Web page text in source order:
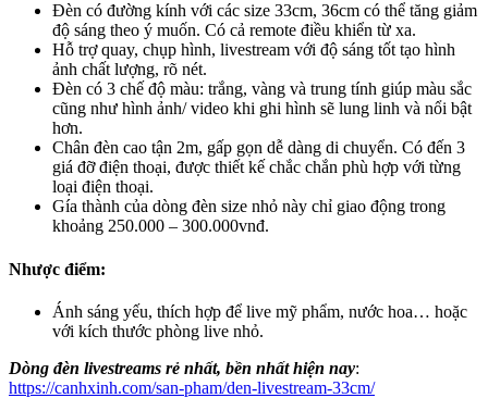
Đèn có đường kính với các size 33cm, 36cm có thể tăng giảm
độ sáng theo ý muốn. Có cả remote điều khiển từ xa.
Hỗ trợ quay, chụp hình, livestream với độ sáng tốt tạo hình
ảnh chất lượng, rõ nét.
Đèn có 3 chế độ màu: trắng, vàng và trung tính giúp màu sắc
cũng như hình ảnh/ video khi ghi hình sẽ lung linh và nổi bật
hơn.
Chân đèn cao tận 2m, gấp gọn dễ dàng di chuyển. Có đến 3
giá đỡ điện thoại, được thiết kế chắc chắn phù hợp với từng
loại điện thoại.
Gía thành của dòng đèn size nhỏ này chỉ giao động trong
khoảng 250.000 – 300.000vnđ.
Nhược điểm:
Ánh sáng yếu, thích hợp để live mỹ phẩm, nước hoa… hoặc
với kích thước phòng live nhỏ.
Dòng đèn livestreams rẻ nhất, bền nhất hiện nay:
https://canhxinh.com/san-pham/den-livestream-33cm/